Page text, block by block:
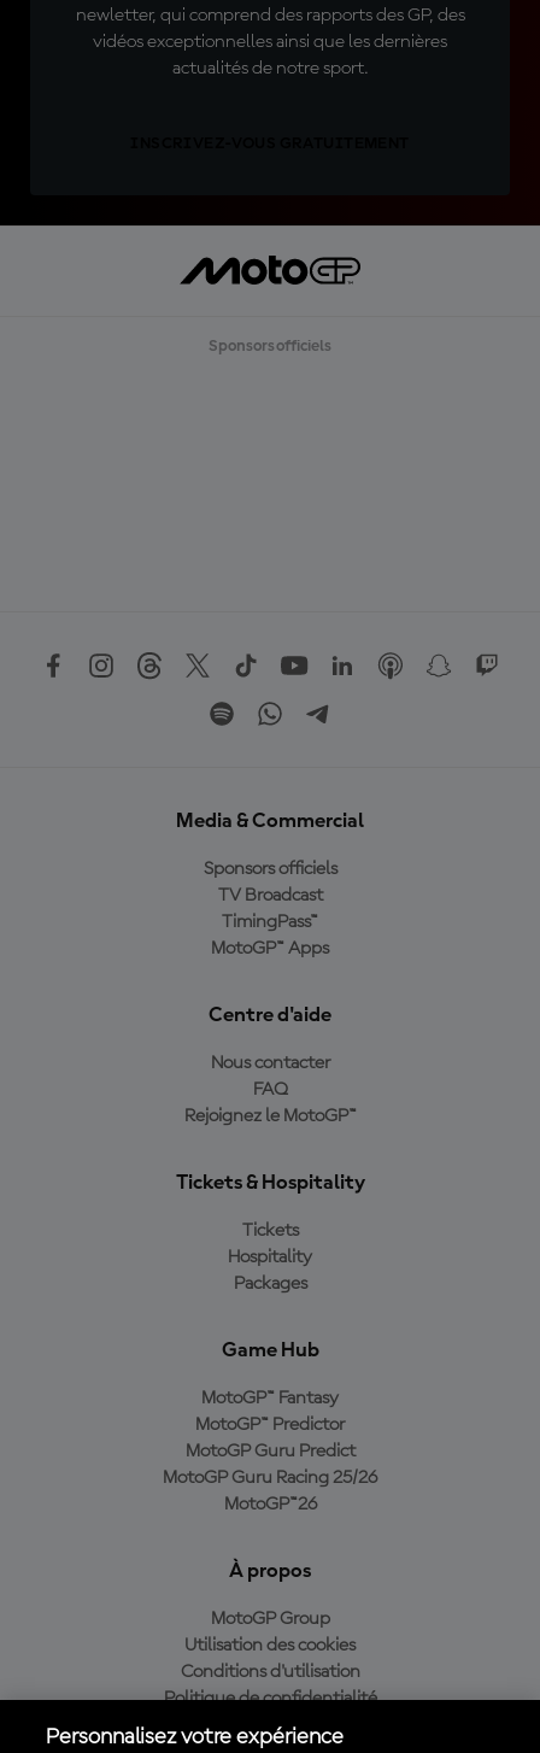
newletter, qui comprend des rapports des GP, des
vidéos exceptionnelles ainsi que les dernières
actualités de notre sport.
Sponsors officiels
Media & Commercial
Sponsors officiels
TV Broadcast
TimingPass™
MotoGP™ Apps
Centre d'aide
Nous contacter
FAQ
Rejoignez le MotoGP™
Tickets & Hospitality
Tickets
Hospitality
Packages
Game Hub
MotoGP™ Fantasy
MotoGP™ Predictor
MotoGP Guru Predict
MotoGP Guru Racing 25/26
MotoGP™26
À propos
MotoGP Group
Utilisation des cookies
Conditions d'utilisation
Politique de confidentialité
Politique d’achat
Personnalisez votre expérience